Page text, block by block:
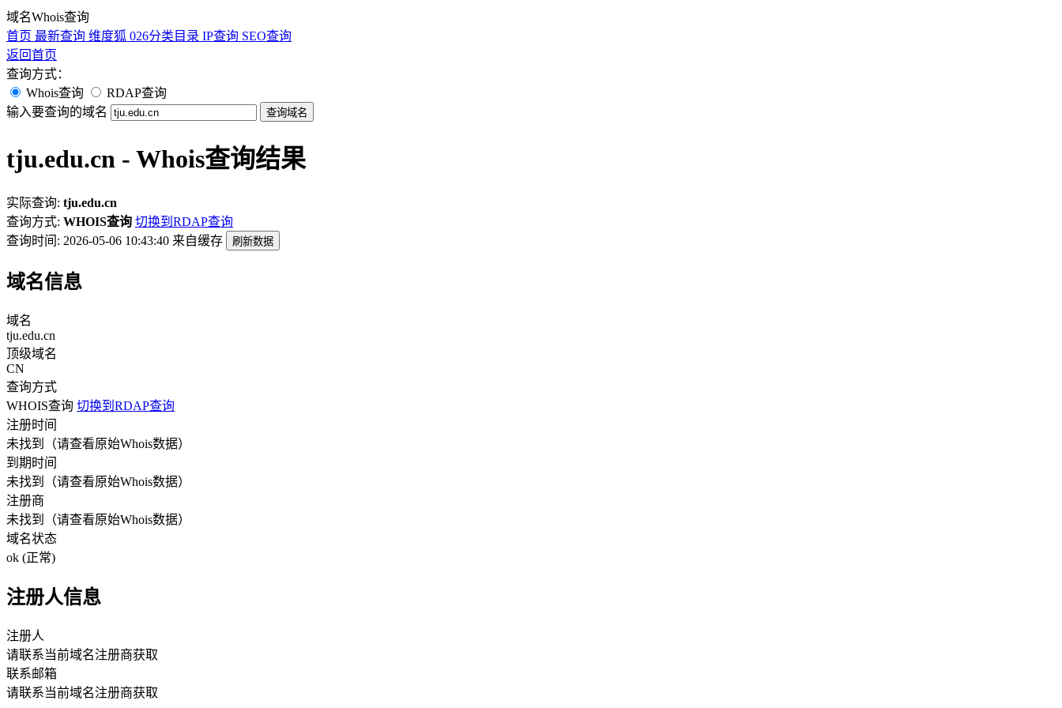
域名Whois查询
首页 最新查询 维度狐 026分类目录 IP查询 SEO查询
返回首页
查询方式：
Whois查询
RDAP查询
输入要查询的域名
查询域名
tju.edu.cn - Whois查询结果
实际查询: tju.edu.cn
查询方式: WHOIS查询 切换到RDAP查询
查询时间: 2026-05-06 10:43:40 来自缓存 刷新数据
域名信息
域名
tju.edu.cn
顶级域名
CN
查询方式
WHOIS查询 切换到RDAP查询
注册时间
未找到
（请查看原始Whois数据）
到期时间
未找到
（请查看原始Whois数据）
注册商
未找到
（请查看原始Whois数据）
域名状态
ok (正常)
注册人信息
注册人
请联系当前域名注册商获取
联系邮箱
请联系当前域名注册商获取